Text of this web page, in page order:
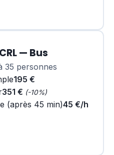
— Bus
35 personnes
195 €
351 € (-10%)
(après 45 min)45 €/h